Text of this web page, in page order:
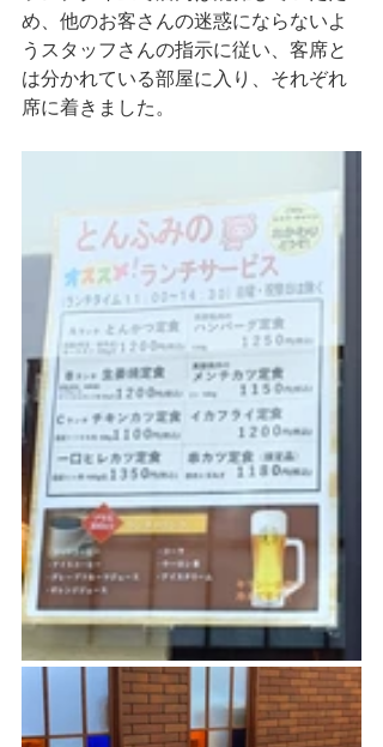
め、他のお客さんの迷惑にならないよ
うスタッフさんの指示に従い、客席と
は分かれている部屋に入り、それぞれ
席に着きました。